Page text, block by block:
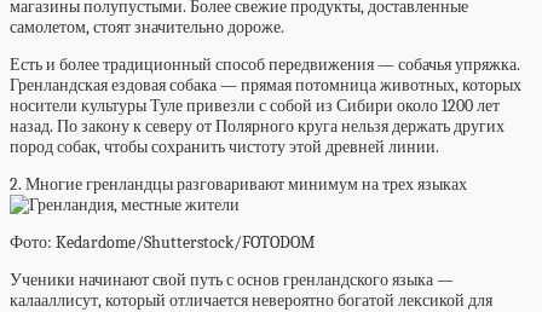
магазины полупустыми. Более свежие продукты, доставленные
самолетом, стоят значительно дороже.
Есть и более традиционный способ передвижения — собачья упряжка.
Гренландская ездовая собака — прямая потомница животных, которых
носители культуры Туле привезли с собой из Сибири около 1200 лет
назад. По закону к северу от Полярного круга нельзя держать других
пород собак, чтобы сохранить чистоту этой древней линии.
2. Многие гренландцы разговаривают минимум на трех языках
Фото: Kedardome/Shutterstock/FOTODOM
Ученики начинают свой путь с основ гренландского языка —
калааллисут, который отличается невероятно богатой лексикой для